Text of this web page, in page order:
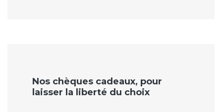
Nos chèques cadeaux, pour
laisser la liberté du choix